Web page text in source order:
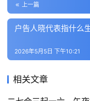
上一篇
户告人晓代表指什么
2026年5月5日 下午10:21
相关文章